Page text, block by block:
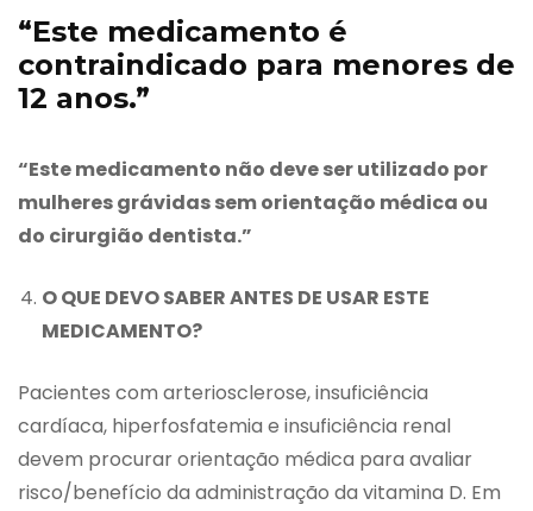
“Este medicamento é
contraindicado para menores de
12 anos.”
“Este medicamento não deve ser utilizado por
mulheres grávidas sem orientação médica ou
do cirurgião dentista.”
O QUE DEVO SABER ANTES DE USAR ESTE
MEDICAMENTO?
Pacientes com arteriosclerose, insuficiência
cardíaca, hiperfosfatemia e insuficiência renal
devem procurar orientação médica para avaliar
risco/benefício da administração da vitamina D. Em